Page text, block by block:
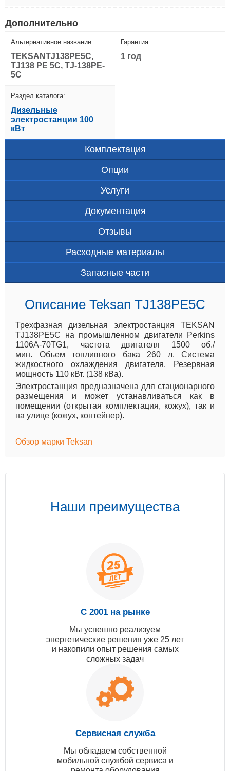
Дополнительно
Альтернативное название:
TEKSANTJ138PE5C,
TJ138 PE 5C, TJ-138PE-
5C
Гарантия:
1 год
Раздел каталога:
Дизельные
электростанции 100
кВт
Комплектация
Опции
Услуги
Документация
Отзывы
Расходные материалы
Запасные части
Описание Teksan TJ138PE5C
Трехфазная дизельная электростанция TEKSAN
TJ138PE5C на промышленном двигатели Perkins
1106A-70TG1, частота двигателя 1500 об./
мин. Объем топливного бака 260 л. Система
жидкостного охлаждения двигателя. Резервная
мощность 110 кВт. (138 кВа).
Электростанция предназначена для стационарного
размещения и может устанавливаться как в
помещении (открытая комплектация, кожух), так и
на улице (кожух, контейнер).
Обзор марки Teksan
Наши преимущества
С 2001 на рынке
Мы успешно реализуем
энергетические решения уже 25 лет
и накопили опыт решения самых
сложных задач
Сервисная служба
Мы обладаем собственной
мобильной службой сервиса и